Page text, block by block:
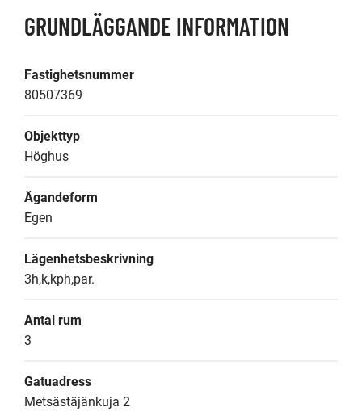
GRUNDLÄGGANDE INFORMATION
Fastighetsnummer
80507369
Objekttyp
Höghus
Ägandeform
Egen
Lägenhetsbeskrivning
3h,k,kph,par.
Antal rum
3
Gatuadress
Metsästäjänkuja 2